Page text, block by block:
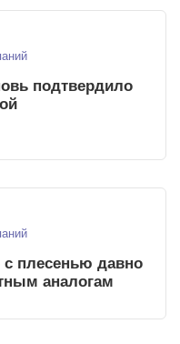
подтвердило
плесенью давно
аналогам